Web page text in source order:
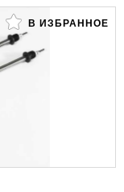
В ИЗБРАННОЕ